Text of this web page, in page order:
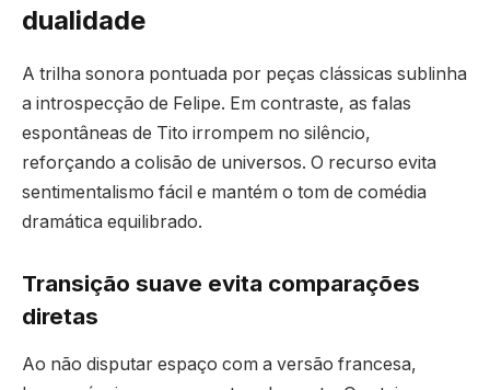
dualidade
A trilha sonora pontuada por peças clássicas sublinha
a introspecção de Felipe. Em contraste, as falas
espontâneas de Tito irrompem no silêncio,
reforçando a colisão de universos. O recurso evita
sentimentalismo fácil e mantém o tom de comédia
dramática equilibrado.
Transição suave evita comparações
diretas
Ao não disputar espaço com a versão francesa,